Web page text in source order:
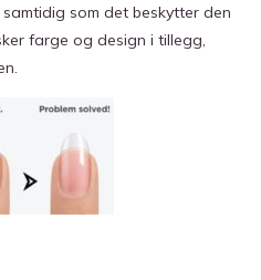
som det beskytter den
farge og design i tillegg,